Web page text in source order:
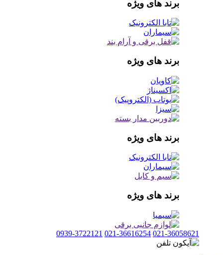
برند های ویژه
برند های ویژه
برند های ویژه
برند های ویژه
021-36058621
021-36616254
0939-3722121